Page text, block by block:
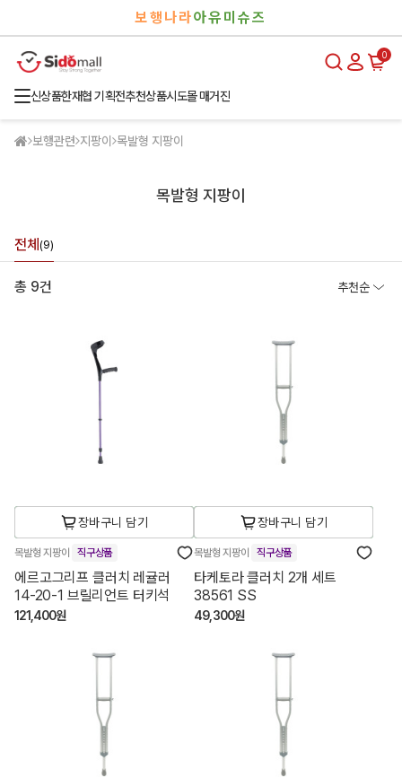
보행나라아유미슈즈
0
신상품한재협 기획전추천상품시도몰 매거진
보행관련 지팡이 목발형 지팡이
목발형 지팡이
전체 (9)
총 9건 추천순
장바구니 담기
목발형 지팡이 직구상품
에르고그리프 클러치 레귤러
14-20-1 브릴리언트 터키석
121,400원
장바구니 담기
목발형 지팡이 직구상품
타케토라 클러치 2개 세트
38561 SS
49,300원